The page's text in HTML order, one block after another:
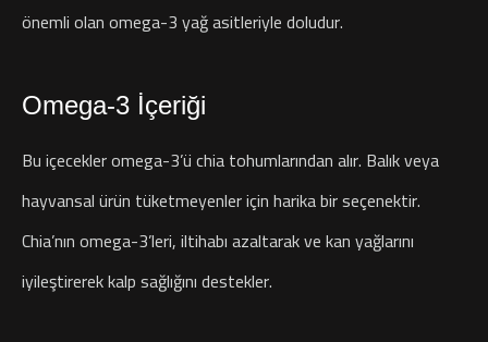
önemli olan omega-3 yağ asitleriyle doludur.
Omega-3 İçeriği
Bu içecekler omega-3’ü chia tohumlarından alır. Balık veya
hayvansal ürün tüketmeyenler için harika bir seçenektir.
Chia’nın omega-3’leri, iltihabı azaltarak ve kan yağlarını
iyileştirerek kalp sağlığını destekler.